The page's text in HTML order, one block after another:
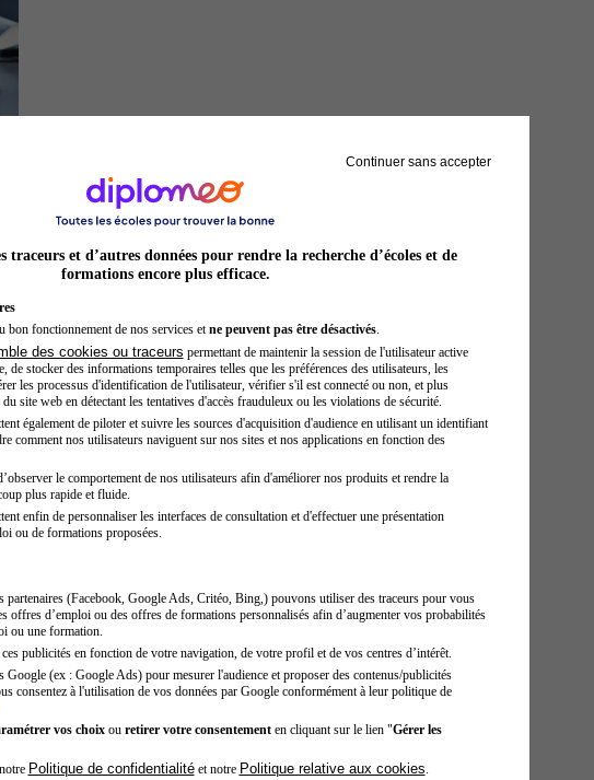
Développeur web
Continuer sans accepter
traceurs et d’autres données pour rendre la recherche d’écoles et de
formations encore plus efficace.
bon fonctionnement de nos services et ne peuvent pas être désactivés.
des cookies ou traceurs permettant de maintenir la session de l'utilisateur active
de stocker des informations temporaires telles que les préférences des utilisateurs, les
les processus d'identification de l'utilisateur, vérifier s'il est connecté ou non, et plus
site web en détectant les tentatives d'accès frauduleux ou les violations de sécurité.
également de piloter et suivre les sources d'acquisition d'audience en utilisant un identifiant
comment nos utilisateurs naviguent sur nos sites et nos applications en fonction des
le comportement de nos utilisateurs afin d'améliorer nos produits et rendre la
plus rapide et fluide.
enfin de personnaliser les interfaces de consultation et d'effectuer une présentation
ou de formations proposées.
partenaires (Facebook, Google Ads, Critéo, Bing,) pouvons utiliser des traceurs pour vous
offres d’emploi ou des offres de formations personnalisés afin d’augmenter vos probabilités
ou une formation.
publicités en fonction de votre navigation, de votre profil et de vos centres d’intérêt.
Google (ex : Google Ads) pour mesurer l'audience et proposer des contenus/publicités
consentez à l'utilisation de vos données par Google conformément à leur politique de
vos choixou retirer votre consentementen cliquant sur le lien "Gérer les
Politique de confidentialitéet notre Politique relative aux cookies